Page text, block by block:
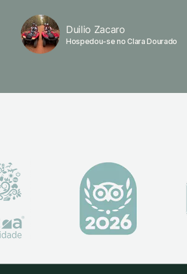
Duilio Zacaro
Hospedou-se no Clara Dourado